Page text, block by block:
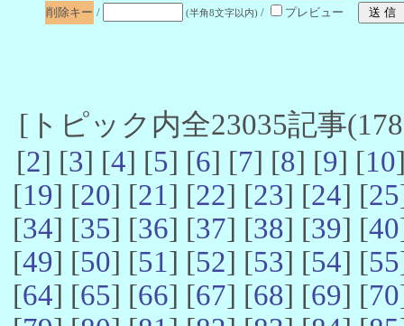
削除キー / (半角8文字以内) / プレビュー
[トピック内全23035記事
[2] [3] [4] [5] [6] [7] [8] [9] [10
[19] [20] [21] [22] [23] [24] [25
[34] [35] [36] [37] [38] [39] [40
[49] [50] [51] [52] [53] [54] [55
[64] [65] [66] [67] [68] [69] [70